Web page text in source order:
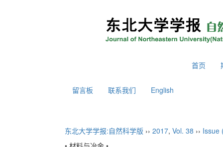
首页
留言板 联系我们 English
东北大学学报:自然科学版 ›› 2017, Vol. 38 ›› Issue